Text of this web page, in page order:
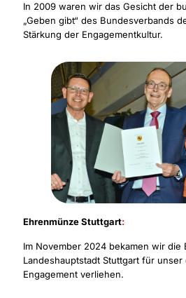
In 2009 waren wir das Gesicht der
„Geben gibt“ des Bundesverbands
Stärkung der Engagementkultur.
Ehrenmünze Stuttgart:
Im November 2024 bekamen wir die
Landeshauptstadt Stuttgart für unser
Engagement verliehen.